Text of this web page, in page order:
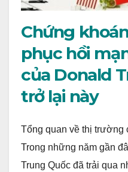
Chứng
phục hồi
của Donald
trở lại này
Tổng quan về thị trường
Trong những năm gần
Trung Quốc đã trải qua